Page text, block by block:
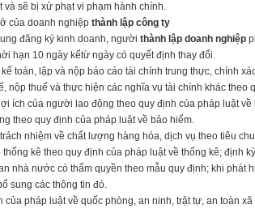
và sẽ bị xử phạt vi phạm hành chính.
của doanh nghiệp thành lập công ty
đăng ký kinh doanh, người thành lập doanh nghiệp
hạn 10 ngày kểtừ ngày có quyết định thay đổi.
toán, lập và nộp báo cáo tài chính trung thực, chính
nộp thuế và thực hiện các nghĩa vụ tài chính khác theo
ích của người lao động theo quy định của pháp luật
theo quy định của pháp luật về bảo hiểm.
nhiệm về chất lượng hàng hóa, dịch vụ theo tiêu
kê theo quy định của pháp luật về thống kê; định
nhà nước có thẩm quyền theo mẫu quy định; khi phát
sung các thông tin đó.
của pháp luật về quốc phòng, an ninh, trật tự, an toàn